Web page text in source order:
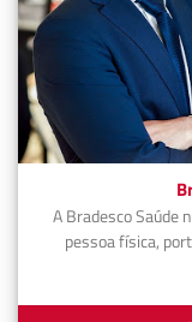
A Bradesco Saúde
pessoa física,